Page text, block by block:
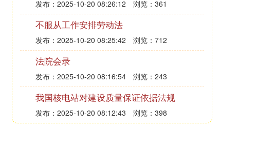
发布：2025-10-20 08:26:12 浏览：361
不服从工作安排劳动法
发布：2025-10-20 08:25:42 浏览：712
法院会录
发布：2025-10-20 08:16:54 浏览：243
我国核电站对建设质量保证依据法规
发布：2025-10-20 08:12:43 浏览：398